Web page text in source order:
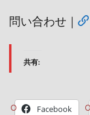
問い合わせ｜
共有:
Facebook